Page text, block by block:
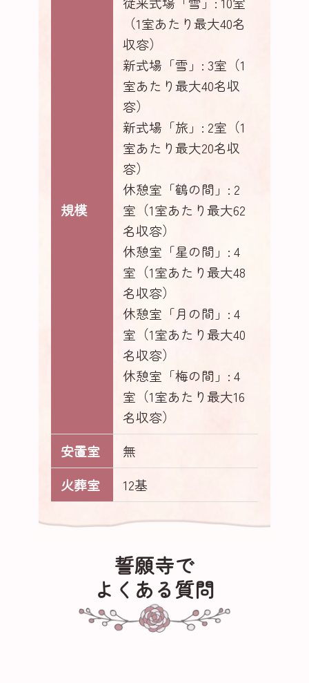
規模
（1室あたり最大40名
収容）
新式場「雪」: 3室（1
室あたり最大40名収
容）
新式場「旅」: 2室（1
室あたり最大20名収
容）
休憩室「鶴の間」: 2
室（1室あたり最大62
名収容）
休憩室「星の間」: 4
室（1室あたり最大48
名収容）
休憩室「月の間」: 4
室（1室あたり最大40
名収容）
休憩室「梅の間」: 4
室（1室あたり最大16
名収容）
安置室
無
火葬室
12基
誓願寺で
よくある質問